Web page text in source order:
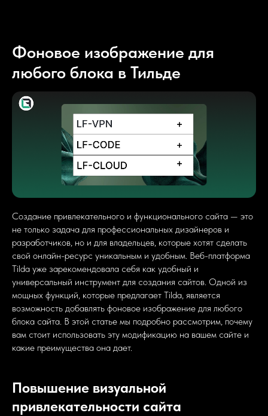
Фоновое изображение для
любого блока в Тильде
Создание привлекательного и функционального сайта — это
не только задача для профессиональных дизайнеров и
разработчиков, но и для владельцев, которые хотят сделать
свой онлайн-ресурс уникальным и удобным. Веб-платформа
Tilda уже зарекомендовала себя как удобный и
универсальный инструмент для создания сайтов. Одной из
мощных функций, которые предлагает Tilda, является
возможность добавлять фоновое изображение для любого
блока сайта. В этой статье мы подробно рассмотрим, почему
вам стоит использовать эту модификацию на вашем сайте и
какие преимущества она дает.
Повышение визуальной
привлекательности сайта